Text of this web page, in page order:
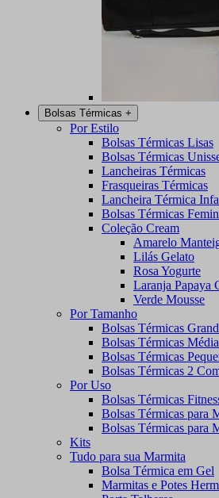
Bolsas Térmicas +
Por Estilo
Bolsas Térmicas Lisas
Bolsas Térmicas
Lancheiras Térmicas
Frasqueiras Térmicas
Lancheira Térmica
Bolsas Térmicas
Coleção Cream
Amarelo
Lilás Gelato
Rosa Yogurte
Laranja Papaya
Verde Mousse
Por Tamanho
Bolsas Térmicas
Bolsas Térmicas
Bolsas Térmicas
Bolsas Térmicas 2
Por Uso
Bolsas Térmicas
Bolsas Térmicas para
Bolsas Térmicas para
Kits
Tudo para sua Marmita
Bolsa Térmica em Gel
Marmitas e Potes